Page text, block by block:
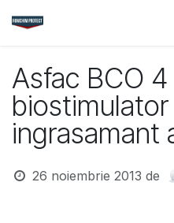
Asfac BCO
ingrasamant
26 noiembrie 2013 de